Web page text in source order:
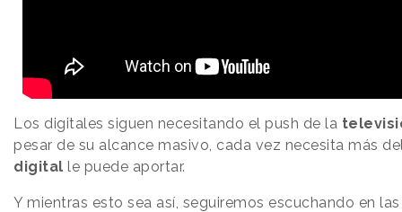
Los digitales siguen necesitando el push de la
pesar de su alcance masivo, cada vez necesita más
digital le puede aportar.
Y mientras esto sea así, seguiremos escuchando en